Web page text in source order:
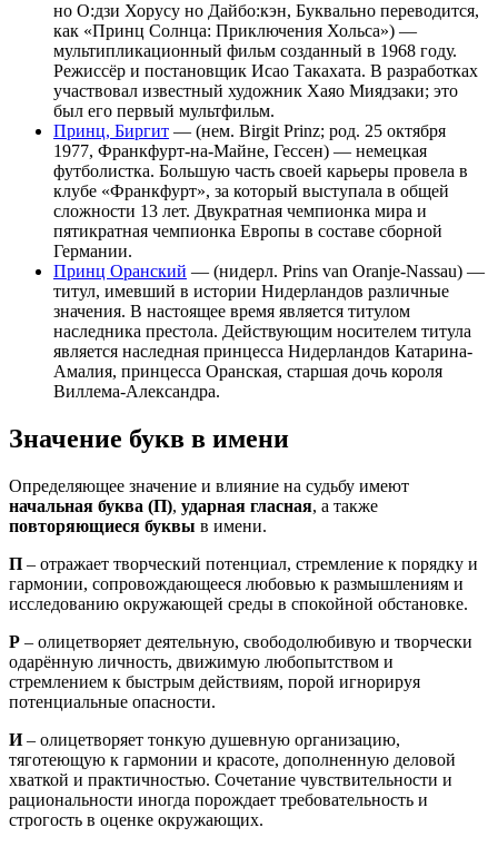
но О:дзи Хорусу но Дайбо:кэн, Буквально переводится,
как «Принц Солнца: Приключения Хольса») —
мультипликационный фильм созданный в 1968 году.
Режиссёр и постановщик Исао Такахата. В разработках
участвовал известный художник Хаяо Миядзаки; это
был его первый мультфильм.
Принц, Биргит — (нем. Birgit Prinz; род. 25 октября
1977, Франкфурт-на-Майне, Гессен) — немецкая
футболистка. Большую часть своей карьеры провела в
клубе «Франкфурт», за который выступала в общей
сложности 13 лет. Двукратная чемпионка мира и
пятикратная чемпионка Европы в составе сборной
Германии.
Принц Оранский — (нидерл. Prins van Oranje-Nassau) —
титул, имевший в истории Нидерландов различные
значения. В настоящее время является титулом
наследника престола. Действующим носителем титула
является наследная принцесса Нидерландов Катарина-
Амалия, принцесса Оранская, старшая дочь короля
Виллема-Александра.
Значение букв в имени
Определяющее значение и влияние на судьбу имеют
начальная буква (П), ударная гласная, а также
повторяющиеся буквы в имени.
П – отражает творческий потенциал, стремление к порядку и
гармонии, сопровождающееся любовью к размышлениям и
исследованию окружающей среды в спокойной обстановке.
Р – олицетворяет деятельную, свободолюбивую и творчески
одарённую личность, движимую любопытством и
стремлением к быстрым действиям, порой игнорируя
потенциальные опасности.
И– олицетворяет тонкую душевную организацию,
тяготеющую к гармонии и красоте, дополненную деловой
хваткой и практичностью. Сочетание чувствительности и
рациональности иногда порождает требовательность и
строгость в оценке окружающих.